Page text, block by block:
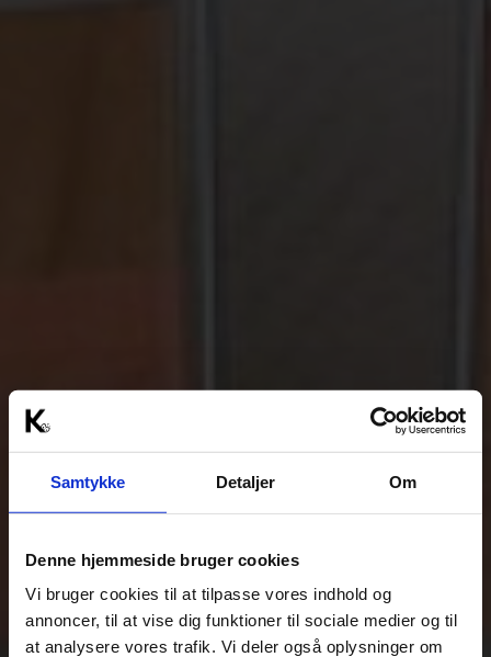
Samtykke Detaljer Om
Denne hjemmeside bruger cookies
Vi bruger cookies til at tilpasse vores indhold og
annoncer, til at vise dig funktioner til sociale medier og til
at analysere vores trafik. Vi deler også oplysninger om